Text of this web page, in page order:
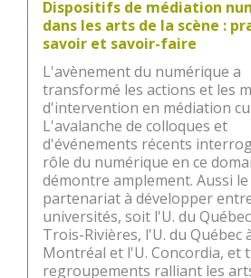
Dispositifs de médiation
dans les arts de la scène :
savoir et savoir-faire
L'avènement du numérique a
transformé les actions et les
d'intervention en médiation
L'avalanche de colloques et
d'événements récents
rôle du numérique en ce
démontre amplement. Aussi le
partenariat à développer
universités, soit l'U. du
Trois-Rivières, l'U. du Québec
Montréal et l'U. Concordia, et
regroupements ralliant les